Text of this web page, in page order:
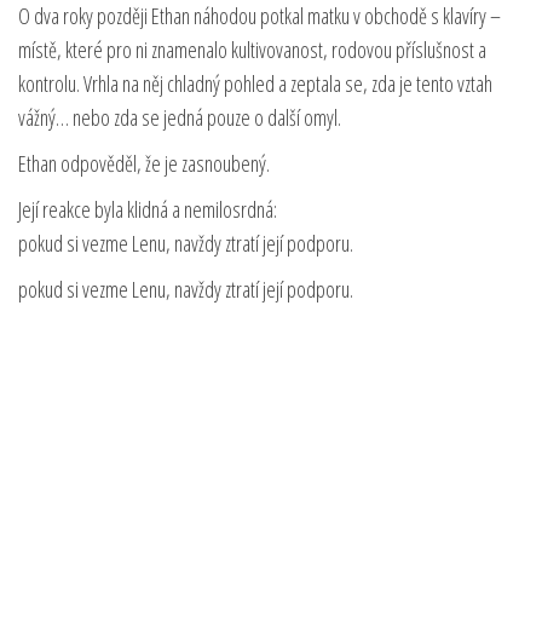
O dva roky později Ethan náhodou potkal matku v obchodě s klavíry –
místě, které pro ni znamenalo kultivovanost, rodovou příslušnost a
kontrolu. Vrhla na něj chladný pohled a zeptala se, zda je tento vztah
vážný… nebo zda se jedná pouze o další omyl.
Ethan odpověděl, že je zasnoubený.
Její reakce byla klidná a nemilosrdná:
pokud si vezme Lenu, navždy ztratí její podporu.
pokud si vezme Lenu, navždy ztratí její podporu.